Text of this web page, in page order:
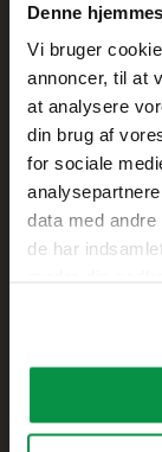
Denne
Vi bruger
annoncer, til at
at analysere
din brug af
for sociale
data med
de har
Reka Kabel A/
+45 20 75 00 85
Skolegade 61
7400 Herning,
DANMARK
Lederskab